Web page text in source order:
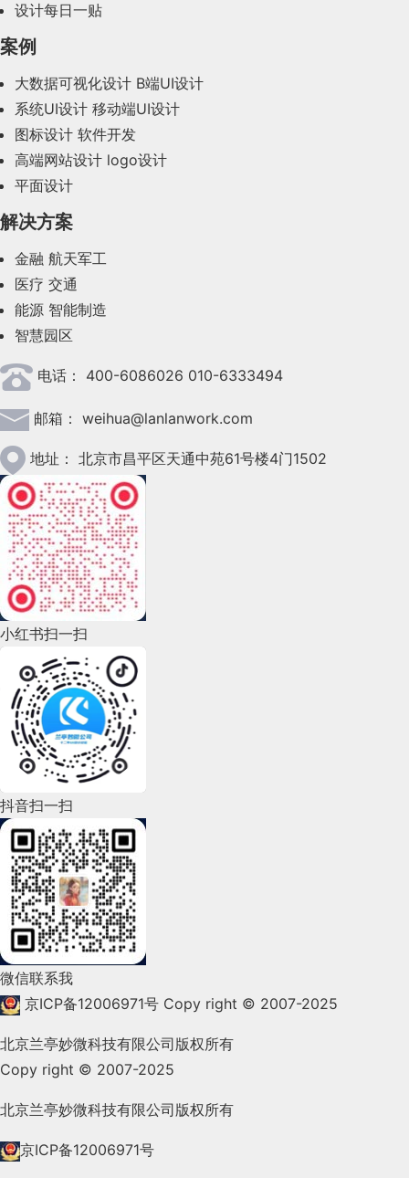
2023年10月(14)
2023年8月(88)
2023年7月(62)
2023年6月(58)
2023年5月(28)
2023年4月(47)
2023年3月(37)
2023年2月(90)
2023年1月(78)
2022年12月(45)
2022年11月(69)
2022年10月(51)
2022年9月(135)
2022年8月(60)
2022年7月(111)
2022年6月(162)
2022年5月(143)
2022年4月(86)
2022年3月(119)
2022年2月(53)
2022年1月(99)
2021年12月(105)
2021年9月(153)
2021年8月(147)
2021年7月(149)
设计每日一贴
案例
大数据可视化设计 B端UI设计
系统UI设计 移动端UI设计
图标设计 软件开发
高端网站设计 logo设计
平面设计
解决方案
金融 航天军工
医疗 交通
能源 智能制造
智慧园区
电话： 400-6086026 010-6333494
邮箱： weihua@lanlanwork.com
地址： 北京市昌平区天通中苑61号楼4门1502
小红书扫一扫
抖音扫一扫
微信联系我
京ICP备12006971号 Copy right © 2007-2025
北京兰亭妙微科技有限公司版权所有
Copy right © 2007-2025
北京兰亭妙微科技有限公司版权所有
京ICP备12006971号